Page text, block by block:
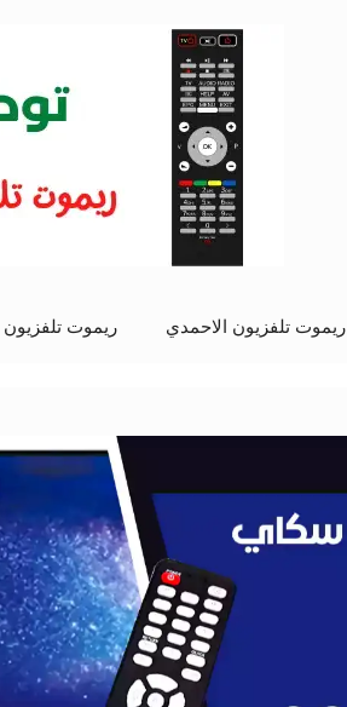
ريموت تلفزيون الاحمدي ريموت